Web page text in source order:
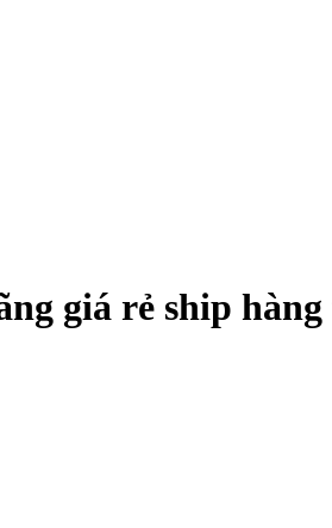
giá rẻ ship